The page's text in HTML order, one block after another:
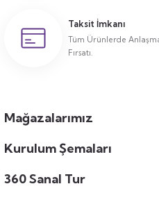
Taksit İmkanı
Tüm Ürünlerde
Fırsatı.
Mağazalarımız
Kurulum Şemaları
360 Sanal Tur